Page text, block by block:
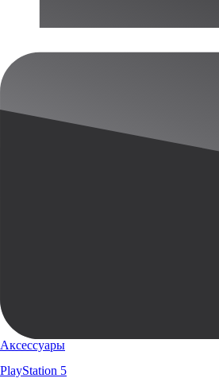
Аксессуары
PlayStation 5